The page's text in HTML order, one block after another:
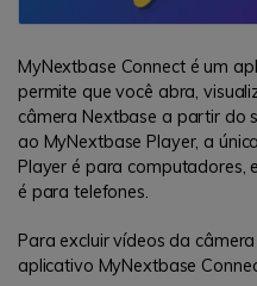
MyNextbase Connect é um
permite que você abra,
câmera Nextbase a partir do
ao MyNextbase Player, a
Player é para computadores,
é para telefones.
Para excluir vídeos da
aplicativo MyNextbase